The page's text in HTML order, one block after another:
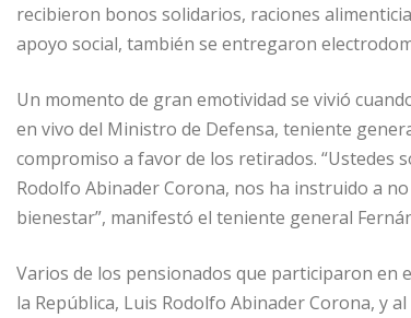
recibieron bonos solidarios, raciones
apoyo social, también se entregaron
Un momento de gran emotividad se vivió
en vivo del Ministro de Defensa, teniente
compromiso a favor de los retirados. “Ustedes
Rodolfo Abinader Corona, nos ha instruido a
bienestar”, manifestó el teniente general
Varios de los pensionados que participaron
la República, Luis Rodolfo Abinader Corona, y